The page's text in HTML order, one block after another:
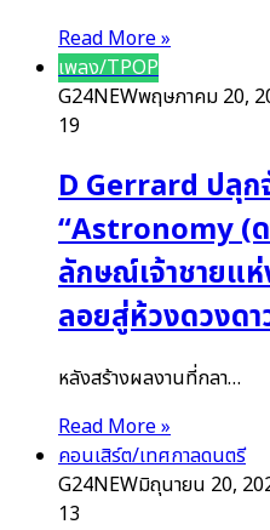
Read More »
เพลง/TPOP
G24NEWพฤษภาคม 20,
19
D Gerrard ปลุก
“Astronomy (ด
ลักษณ์เจ้าชายแ
ลอยสู่ห้วงดวงดา
หลังสร้างผลงานที่กลา…
Read More »
คอนเสิร์ต/เทศกาลดนตรี
G24NEWมิถุนายน 20,
13